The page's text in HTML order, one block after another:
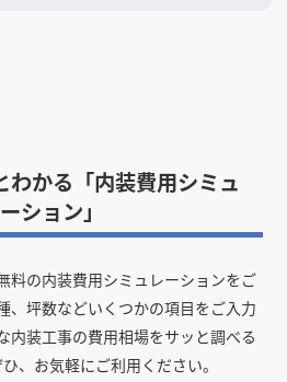
わかる「内装費用シミュ
ション」
料の内装費用シミュレーションをご
、坪数などいくつかの項目をご入力
内装工事の費用相場をサッと調べる
、お気軽にご利用ください。